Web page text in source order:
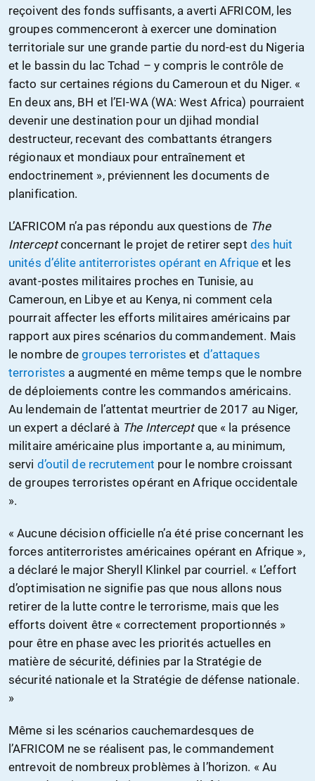
reçoivent des fonds suffisants, a averti AFRICOM, les
groupes commenceront à exercer une domination
territoriale sur une grande partie du nord-est du Nigeria
et le bassin du lac Tchad – y compris le contrôle de
facto sur certaines régions du Cameroun et du Niger. «
En deux ans, BH et l’EI-WA (WA: West Africa) pourraient
devenir une destination pour un djihad mondial
destructeur, recevant des combattants étrangers
régionaux et mondiaux pour entraînement et
endoctrinement », préviennent les documents de
planification.
L’AFRICOM n’a pas répondu aux questions de The
Interceptconcernant le projet de retirer sept des huit
unités d’élite antiterroristes opérant en Afriqueet les
avant-postes militaires proches en Tunisie, au
Cameroun, en Libye et au Kenya, ni comment cela
pourrait affecter les efforts militaires américains par
rapport aux pires scénarios du commandement. Mais
le nombre degroupes terroristes et d’attaques
terroristes a augmenté en même temps que le nombre
de déploiements contre les commandos américains.
Au lendemain de l’attentat meurtrier de 2017 au Niger,
un expert a déclaré à The Interceptque « la présence
militaire américaine plus importante a, au minimum,
servi d’outil de recrutement pour le nombre croissant
de groupes terroristes opérant en Afrique occidentale
».
« Aucune décision officielle n’a été prise concernant les
forces antiterroristes américaines opérant en Afrique »,
a déclaré le major Sheryll Klinkel par courriel. « L’effort
d’optimisation ne signifie pas que nous allons nous
retirer de la lutte contre le terrorisme, mais que les
efforts doivent être « correctement proportionnés »
pour être en phase avec les priorités actuelles en
matière de sécurité, définies par la Stratégie de
sécurité nationale et la Stratégie de défense nationale.
»
Même si les scénarios cauchemardesques de
l’AFRICOM ne se réalisent pas, le commandement
entrevoit de nombreux problèmes à l’horizon. « Au